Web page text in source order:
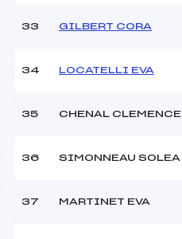
33 GILBERT CORA
34 LOCATELLI EVA
35 CHENAL CLEMENCE
36 SIMONNEAU SOLEA
37 MARTINET EVA